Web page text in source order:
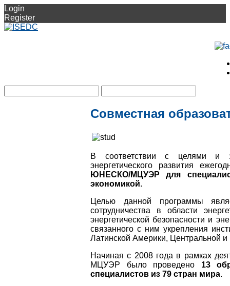
Login
Register
Совместная
В соответствии с целями и
энергетического развития
ЮНЕСКО/МЦУЭР для
экономикой.
Целью данной программы
сотрудничества в области
энергетической безопасности и
связанного с ним укрепления
Латинской Америки, Центральной
Начиная с 2008 года в рамках
МЦУЭР было проведено 13
специалистов из 79 стран мира.